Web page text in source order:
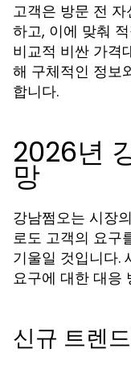
고객은 방문 전
하고, 이에 맞춰
비교적 비싼 가격
해 구체적인 정보
합니다.
2026년
망
강남쩜오는 시장
로도 고객의 요구
기울일 것입니다.
요구에 대한 대응
신규 트렌